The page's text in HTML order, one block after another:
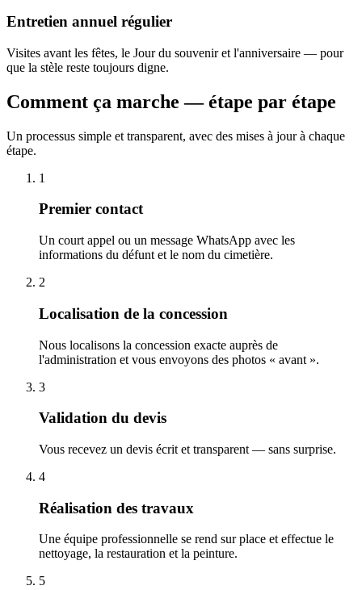
Entretien annuel régulier
Visites avant les fêtes, le Jour du souvenir et l'anniversaire — pour
que la stèle reste toujours digne.
Comment ça marche — étape par étape
Un processus simple et transparent, avec des mises à jour à chaque
étape.
1
Premier contact
Un court appel ou un message WhatsApp avec les
informations du défunt et le nom du cimetière.
2
Localisation de la concession
Nous localisons la concession exacte auprès de
l'administration et vous envoyons des photos « avant ».
3
Validation du devis
Vous recevez un devis écrit et transparent — sans surprise.
4
Réalisation des travaux
Une équipe professionnelle se rend sur place et effectue le
nettoyage, la restauration et la peinture.
5